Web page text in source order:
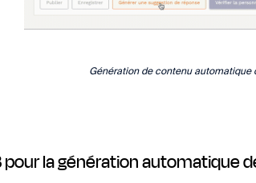
Génération de contenu automatique
pour la génération automatique